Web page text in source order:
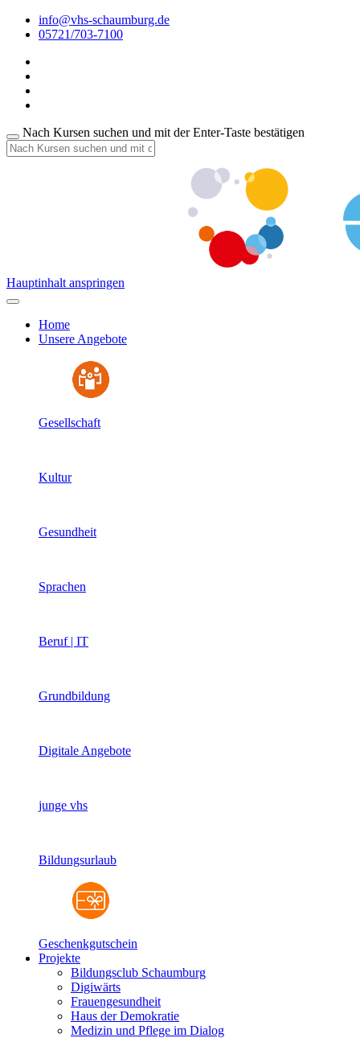
info@vhs-schaumburg.de
05721/703-7100
Nach Kursen suchen und mit der Enter-Taste bestätigen
Hauptinhalt anspringen
Home
Unsere Angebote
Gesellschaft
Kultur
Gesundheit
Sprachen
Beruf | IT
Grundbildung
Digitale Angebote
junge vhs
Bildungsurlaub
Geschenkgutschein
Projekte
Bildungsclub Schaumburg
Digiwärts
Frauengesundheit
Haus der Demokratie
Medizin und Pflege im Dialog